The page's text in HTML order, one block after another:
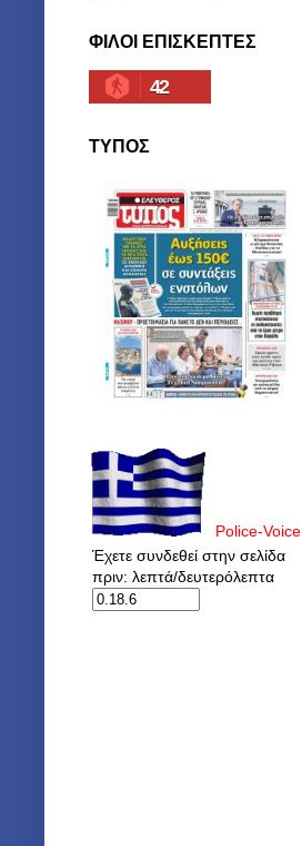
ΦΙΛΟΙ ΕΠΙΣΚΕΠΤΕΣ
42
ΤΥΠΟΣ
Police-Voice
Έχετε συνδεθεί στην σελίδα
πριν: λεπτά/δευτερόλεπτα